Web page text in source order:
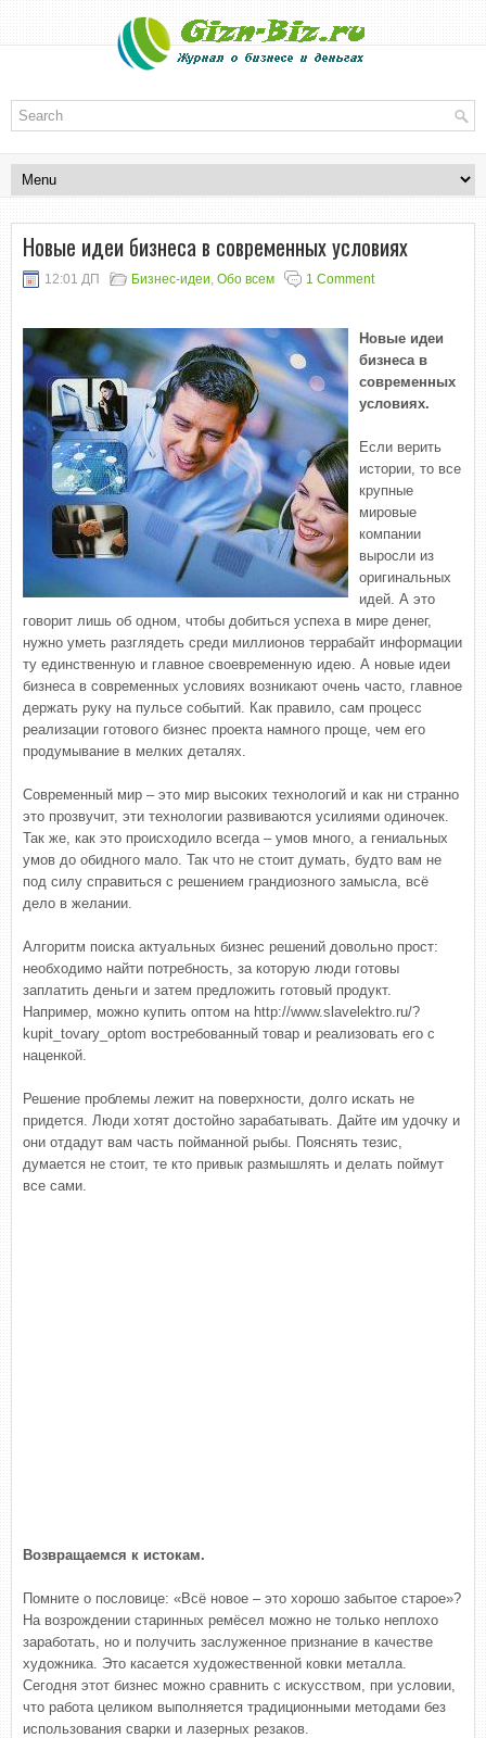
Новые идеи бизнеса в современных условиях
12:01 ДП Бизнес-идеи, Обо всем 1 Comment
Новые идеи
бизнеса в
современных
условиях.
Если верить
истории, то все
крупные
мировые
компании
выросли из
оригинальных
идей. А это
говорит лишь об одном, чтобы добиться успеха в мире денег,
нужно уметь разглядеть среди миллионов террабайт информации
ту единственную и главное своевременную идею. А новые идеи
бизнеса в современных условиях возникают очень часто, главное
держать руку на пульсе событий. Как правило, сам процесс
реализации готового бизнес проекта намного проще, чем его
продумывание в мелких деталях.
Современный мир – это мир высоких технологий и как ни странно
это прозвучит, эти технологии развиваются усилиями одиночек.
Так же, как это происходило всегда – умов много, а гениальных
умов до обидного мало. Так что не стоит думать, будто вам не
под силу справиться с решением грандиозного замысла, всё
дело в желании.
Алгоритм поиска актуальных бизнес решений довольно прост:
необходимо найти потребность, за которую люди готовы
заплатить деньги и затем предложить готовый продукт.
Например, можно купить оптом на http://www.slavelektro.ru/?
kupit_tovary_optom востребованный товар и реализовать его с
наценкой.
Решение проблемы лежит на поверхности, долго искать не
придется. Люди хотят достойно зарабатывать. Дайте им удочку и
они отдадут вам часть пойманной рыбы. Пояснять тезис,
думается не стоит, те кто привык размышлять и делать поймут
все сами.
Возвращаемся к истокам.
Помните о пословице: «Всё новое – это хорошо забытое старое»?
На возрождении старинных ремёсел можно не только неплохо
заработать, но и получить заслуженное признание в качестве
художника. Это касается художественной ковки металла.
Сегодня этот бизнес можно сравнить с искусством, при условии,
что работа целиком выполняется традиционными методами без
использования сварки и лазерных резаков.